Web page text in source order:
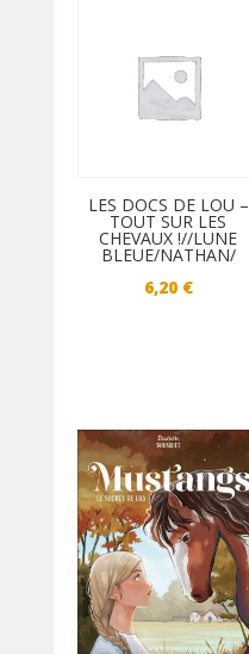
LES DOCS DE LOU –
TOUT SUR LES
CHEVAUX !//LUNE
BLEUE/NATHAN/
6,20 €